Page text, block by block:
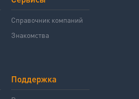
Справочник компаний
Знакомства
Поддержка